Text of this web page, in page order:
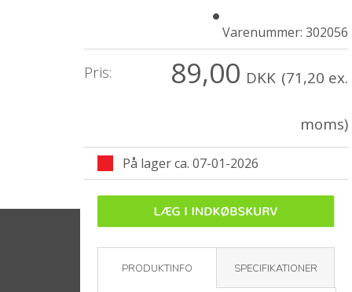
Varenummer: 302056
Pris: 89,00 DKK (71,20 ex.
moms)
På lager ca. 07-01-2026
PRODUKTINFO SPECIFIKATIONER